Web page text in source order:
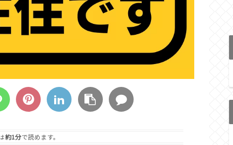
約1分で読めます。